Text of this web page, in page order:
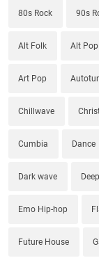
80s Rock 90s
Alt Folk Alt Pop
Art Pop
Chillwave
Cumbia Dance
Dark wave
Emo Hip-hop
Future House